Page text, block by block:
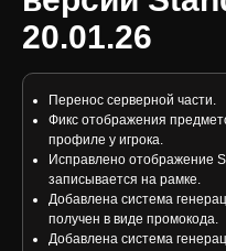
20.01.26
Перенос серверной части.
Фикс отображения
профиле у игрока.
Исправлено отображение
записывается на рамке.
Добавлена система
получен в виде промокода.
Добавлена система